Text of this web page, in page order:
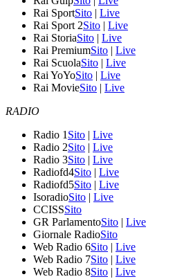
Rai SportSito | Live
Rai Sport 2Sito | Live
Rai StoriaSito | Live
Rai PremiumSito | Live
Rai ScuolaSito | Live
Rai YoYoSito | Live
Rai MovieSito | Live
RADIO
Radio 1 Sito | Live
Radio 2Sito | Live
Radio 3Sito | Live
Radiofd4Sito | Live
Radiofd5Sito | Live
IsoradioSito | Live
CCISSSito
GR ParlamentoSito | Live
Giornale RadioSito
Web Radio 6Sito | Live
Web Radio 7Sito | Live
Web Radio 8Sito | Live